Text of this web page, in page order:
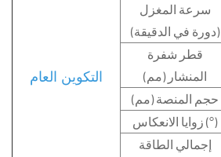
التكوين العام
سرعة المغزل
(دورة في الدقيقة)
قطر شفرة
المنشار (مم)
حجم المنصة (مم)
زوايا الانعكاس (°)
إجمالي الطاقة